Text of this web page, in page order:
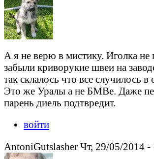
А я не верю в мистику. Иголка не
забыли криворукие швеи на
так склалось что все случилось в
Это же Уралы а не БМВе. Даже
парень диель подтвредит.
войти
AntoniGutslasher Чт, 29/05/2014 -